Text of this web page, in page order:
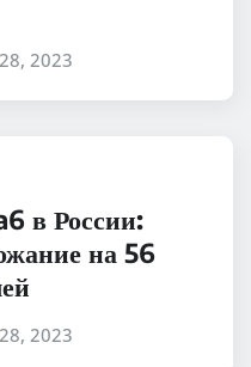
2023
в России:
на 56
2023